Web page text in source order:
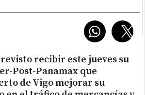
recibir este jueves su
Post-Panamax que
de Vigo mejorar su